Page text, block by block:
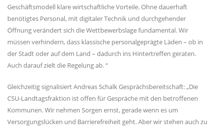
Geschäftsmodell klare wirtschaftliche Vorteile. Ohne dauerhaft
benötigtes Personal, mit digitaler Technik und durchgehender
Öffnung verändert sich die Wettbewerbslage fundamental. Wir
müssen verhindern, dass klassische personalgeprägte Läden – ob in
der Stadt oder auf dem Land – dadurch ins Hintertreffen geraten.
Auch darauf zielt die Regelung ab. “
Gleichzeitig signalisiert Andreas Schalk Gesprächsbereitschaft: „Die
CSU-Landtagsfraktion ist offen für Gespräche mit den betroffenen
Kommunen. Wir nehmen Sorgen ernst, gerade wenn es um
Versorgungslücken und Barrierefreiheit geht. Aber wir stehen auch zu